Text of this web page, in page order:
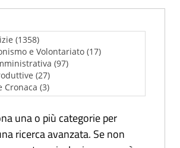
una o più categorie per
ricerca avanzata. Se non